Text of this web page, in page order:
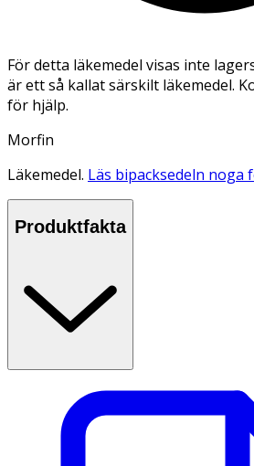
För detta läkemedel visas inte
är ett så kallat särskilt läkemedel.
för hjälp.
Morfin
Läkemedel. Läs bipacksedeln noga
Produktfakta